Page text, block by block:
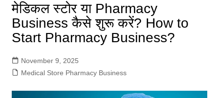
मेडिकल स्टोर या Pharmacy
Business कैसे शुरू करें? How to
Start Pharmacy Business?
November 9, 2025
Medical Store Pharmacy Business